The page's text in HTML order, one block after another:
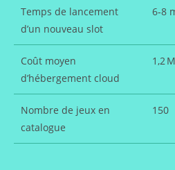
Temps de lancement
d’un nouveau slot
6‑8
Coût moyen
d’hébergement cloud
1,2
Nombre de jeux en
catalogue
150